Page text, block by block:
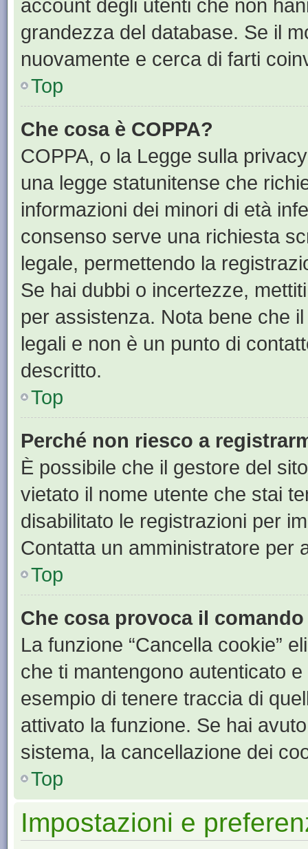
account degli utenti che non
grandezza del database. Se il
nuovamente e cerca di farti
Top
Che cosa è COPPA?
COPPA, o la Legge sulla
una legge statunitense che
informazioni dei minori di età
consenso serve una richiesta
legale, permettendo la
Se hai dubbi o incertezze,
per assistenza. Nota bene che
legali e non è un punto di
descritto.
Top
Perché non riesco a
È possibile che il gestore del
vietato il nome utente che stai
disabilitato le registrazioni per
Contatta un amministratore per
Top
Che cosa provoca il
La funzione “Cancella cookie”
che ti mantengono autenticato
esempio di tenere traccia di
attivato la funzione. Se hai
sistema, la cancellazione dei
Top
Impostazioni e